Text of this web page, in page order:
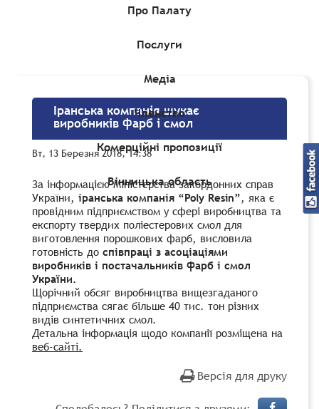
Про Палату
Послуги
Медіа
Членство
Комерційні пропозиції
Вінницька область
Комерційні пропозиції»Іранська компанія шукає
Іранська компанія шукає
виробників фарб і смол
Вт, 13 Березня 2018, 14:38
За інформацією Міністерства закордонних справ
України, іранська компанія “Poly Resin”, яка є
провідним підприємством у сфері виробництва та
експорту твердих поліестерових смол для
виготовлення порошкових фарб, висловила
готовність до співпраці з асоціаціями
виробників і постачальників фарб і смол
України.
Щорічний обсяг виробництва вищезгаданого
підприємства сягає більше 40 тис. тон різних
видів синтетичних смол.
Детальна інформація щодо компанії розміщена на
веб-сайті.
Версія для друку